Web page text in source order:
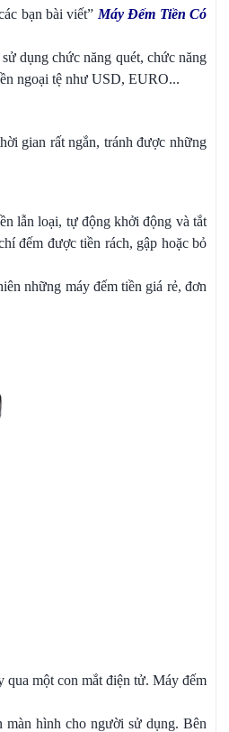
bạn bài viết” Máy Đếm Tiền Có
dụng chức năng quét, chức năng
ngoại tệ như USD, EURO...
gian rất ngắn, tránh được những
lẫn loại, tự động khởi động và tắt
đếm được tiền rách, gập hoặc bỏ
những máy đếm tiền giá rẻ, đơn
qua một con mắt điện tử. Máy đếm
màn hình cho người sử dụng. Bên